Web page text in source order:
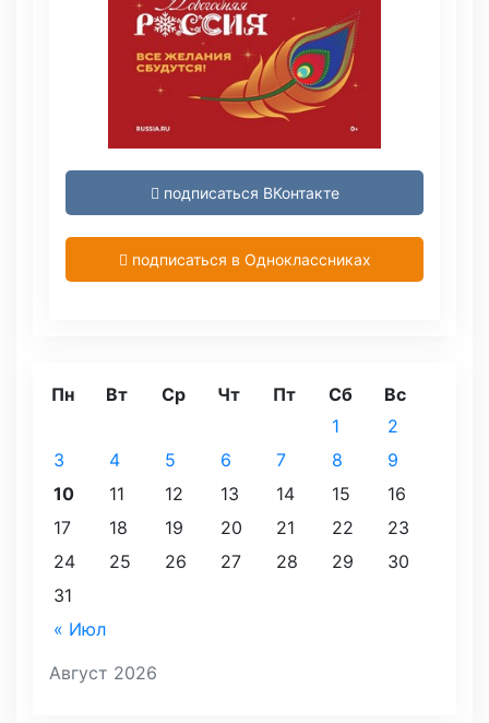
подписаться ВКонтакте
подписаться в Одноклассниках
Август 2026
Пн Вт Ср Чт Пт Сб Вс
« Июл
1
2
3
4 5 6 7 8
9
10
11 12 13 14 15
16
17
18 19 20 21 22
23
24
25 26 27 28 29
30
31